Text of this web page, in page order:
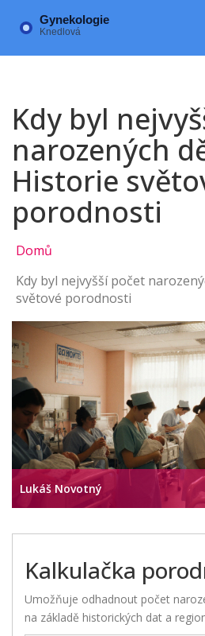
Kdy byl
narozených
Historie
porodnosti
Domů
Kdy byl nejvyšší počet
světové porodnosti
Lukáš Novotný
Kalkulačka
Umožňuje odhadnout počet
na základě historických dat a